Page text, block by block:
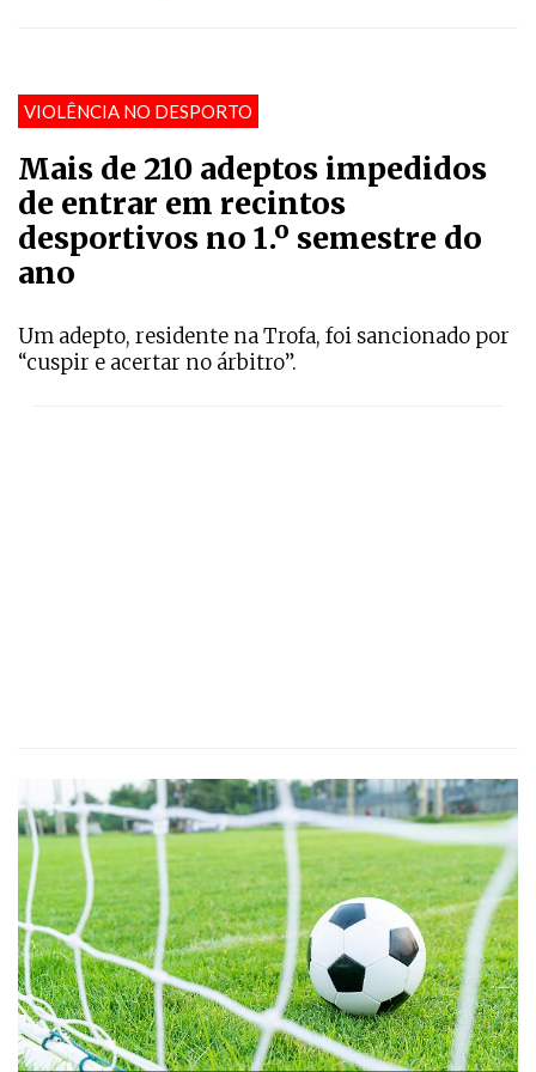
VIOLÊNCIA NO DESPORTO
Mais de 210 adeptos impedidos
de entrar em recintos
desportivos no 1.º semestre do
ano
Um adepto, residente na Trofa, foi sancionado por
“cuspir e acertar no árbitro”.